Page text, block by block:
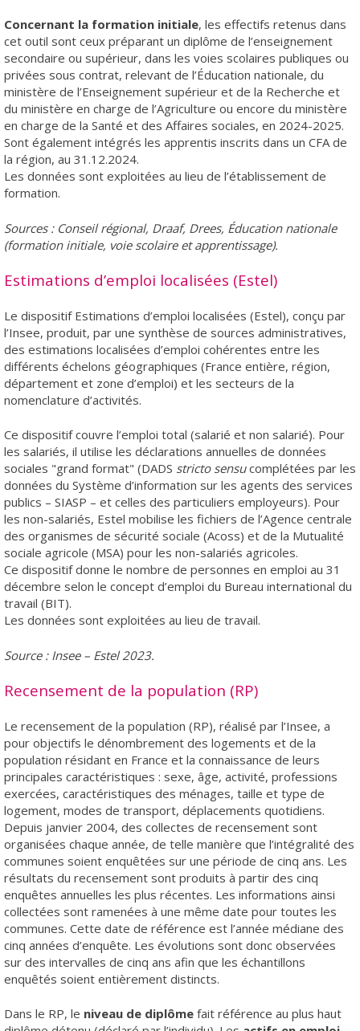
Concernant la formation initiale, les effectifs retenus dans
cet outil sont ceux préparant un diplôme de l’enseignement
secondaire ou supérieur, dans les voies scolaires publiques ou
privées sous contrat, relevant de l’Éducation nationale, du
ministère de l’Enseignement supérieur et de la Recherche et
du ministère en charge de l’Agriculture ou encore du ministère
en charge de la Santé et des Affaires sociales, en 2024-2025.
Sont également intégrés les apprentis inscrits dans un CFA de
la région, au 31.12.2024.
Les données sont exploitées au lieu de l’établissement de
formation.
Sources : Conseil régional, Draaf, Drees, Éducation nationale
(formation initiale, voie scolaire et apprentissage).
Estimations d’emploi localisées (Estel)
Le dispositif Estimations d’emploi localisées (Estel), conçu par
l’Insee, produit, par une synthèse de sources administratives,
des estimations localisées d’emploi cohérentes entre les
différents échelons géographiques (France entière, région,
département et zone d’emploi) et les secteurs de la
nomenclature d’activités.
Ce dispositif couvre l’emploi total (salarié et non salarié). Pour
les salariés, il utilise les déclarations annuelles de données
sociales "grand format" (DADS stricto sensucomplétées par les
données du Système d’information sur les agents des services
publics – SIASP – et celles des particuliers employeurs). Pour
les non-salariés, Estel mobilise les fichiers de l’Agence centrale
des organismes de sécurité sociale (Acoss) et de la Mutualité
sociale agricole (MSA) pour les non-salariés agricoles.
Ce dispositif donne le nombre de personnes en emploi au 31
décembre selon le concept d’emploi du Bureau international du
travail (BIT).
Les données sont exploitées au lieu de travail.
Source : Insee – Estel 2023.
Recensement de la population (RP)
Le recensement de la population (RP), réalisé par l’Insee, a
pour objectifs le dénombrement des logements et de la
population résidant en France et la connaissance de leurs
principales caractéristiques : sexe, âge, activité, professions
exercées, caractéristiques des ménages, taille et type de
logement, modes de transport, déplacements quotidiens.
Depuis janvier 2004, des collectes de recensement sont
organisées chaque année, de telle manière que l’intégralité des
communes soient enquêtées sur une période de cinq ans. Les
résultats du recensement sont produits à partir des cinq
enquêtes annuelles les plus récentes. Les informations ainsi
collectées sont ramenées à une même date pour toutes les
communes. Cette date de référence est l’année médiane des
cinq années d’enquête. Les évolutions sont donc observées
sur des intervalles de cinq ans afin que les échantillons
enquêtés soient entièrement distincts.
Dans le RP, le niveau de diplôme fait référence au plus haut